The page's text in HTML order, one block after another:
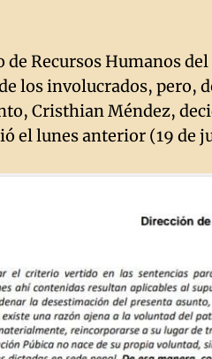
Recursos Humanos
los involucrados, pero,
Cristhian Méndez,
el lunes anterior (19 de